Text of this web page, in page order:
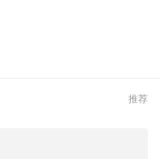
推荐